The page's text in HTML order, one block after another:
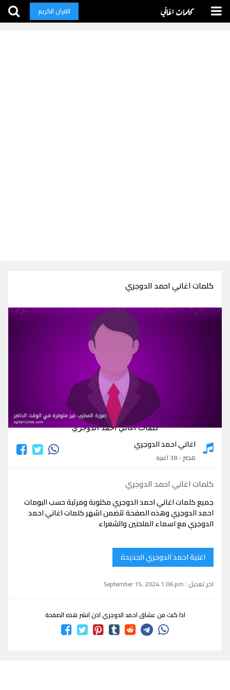
كلمات اغاني القران الكريم
كلمات اغاني احمد الدوجري
كلمات اغاني احمد الدوجري
اغاني احمد الدوجري
مصر- 38 اغنية
كلمات اغاني احمد الدوجري
جميع كلمات اغاني احمد الدوجري مكتوبة ومرتبة حسب البومات
احمد الدوجري وهذه الصفحة تتضمن اشهر كلمات اغاني احمد
الدوجري مع اسماء الملحنين والشعراء
اغنية احمد الدوجري الجديدة
اخر تعديل : September 15, 2024 1:06 pm
اذا كنت من عشاق احمد الدوجري اذن انشر هذه الصفحة